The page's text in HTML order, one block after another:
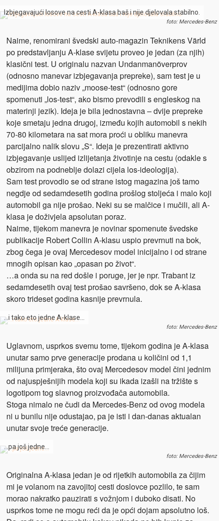
Izbjegavajući losove na cesti A-klasa baš i nije djelovala stabilno.
foto: Mercedes-Benz
Naime, renomirani švedski auto-magazin Teknikens Värld
po predstavljanju A-klase svijetu proveo je jedan (za njih)
klasični test. U originalu nazvan Undanmanöverprov
(odnosno manevar izbjegavanja prepreke), sam test je u
medijima dobio naziv „moose-test“ (odnosno gore
spomenuti „los-test“, ako bismo prevodili s engleskog na
materinji jezik). Ideja je bila jednostavna – dvije prepreke
koje smetaju jedna drugoj, između kojih automobil s nekih
70-80 kilometara na sat mora proći u obliku manevra
parcijalno nalik slovu „S“. Ideja je prezentirati aktivno
izbjegavanje uslijed izlijetanja životinje na cestu (odakle s
obzirom na podneblje dolazi cijela los-ideologija).
Sam test provodio se od strane istog magazina još tamo
negdje od sedamdesetih godina prošlog stoljeća i malo koji
automobil ga nije prošao. Neki su se malčice i mučili, ali A-
klasa je doživjela apsolutan poraz.
Naime, tijekom manevra je novinar spomenute švedske
publikacije Robert Collin A-klasu uspio prevrnuti na bok,
zbog čega je ovaj Mercedesov model inicijalno i od strane
mnogih opisan kao „opasan po život“.
…a onda su na red došle i poruge, jer je npr. Trabant iz
sedamdesetih ovaj test prošao savršeno, dok se A-klasa
skoro trideset godina kasnije prevrnula.
…i tako eto jedne A-klase…
foto: Mercedes-Benz
Uglavnom, usprkos svemu tome, tijekom godina je A-klasa
unutar samo prve generacije prodana u količini od 1,1
milijuna primjeraka, što ovaj Mercedesov model čini jednim
od najuspješnijih modela koji su ikada izašli na tržište s
logotipom tog slavnog proizvođača automobila.
Stoga nimalo ne čudi da Mercedes-Benz od ovog modela
ni u bunilu nije odustajao, pa je isti i dan-danas aktualan
unutar svoje treće generacije.
…pa još jedne…
foto: Mercedes-Benz
Originalna A-klasa jedan je od rijetkih automobila za čijim
mi je volanom na zavojitoj cesti doslovce pozlilo, te sam
morao nakratko pauzirati s vožnjom i duboko disati. No
usprkos tome ne mogu reći da je opći dojam apsolutno loš.